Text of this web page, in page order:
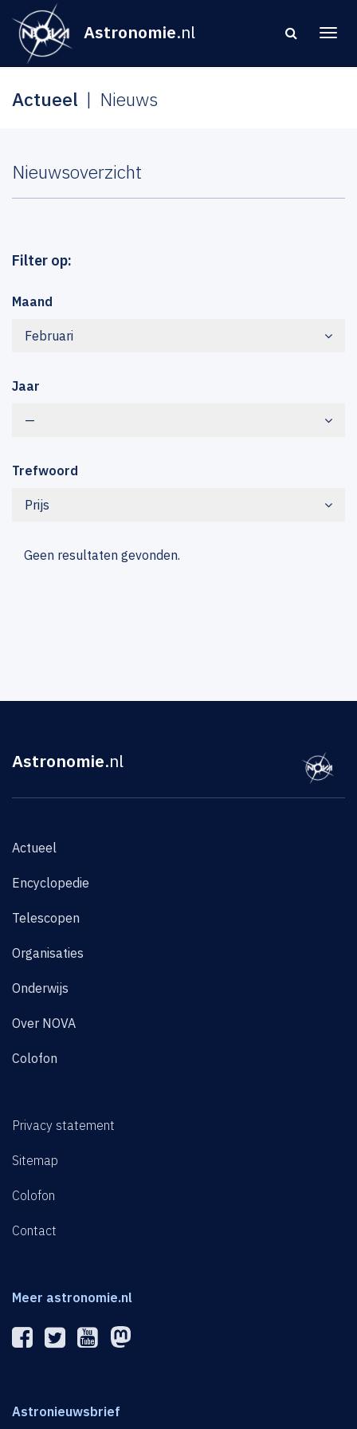
Astronomie.nl
Actueel Nieuws
Nieuwsoverzicht
Filter op:
Maand
Februari
Jaar
—
Trefwoord
Prijs
Geen resultaten gevonden.
Astronomie.nl
Actueel
Encyclopedie
Telescopen
Organisaties
Onderwijs
Over NOVA
Colofon
Privacy statement
Sitemap
Colofon
Contact
Meer astronomie.nl
Astronieuwsbrief